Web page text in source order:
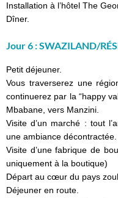
Installation à l’hôtel The
Dîner.
Jour 6 : SWAZILAND/
Petit déjeuner.
Vous traverserez une
continuerez par la “happy
Mbabane, vers Manzini.
Visite d’un marché : tout
une ambiance décontractée.
Visite d’une fabrique de
uniquement à la boutique)
Départ au cœur du pays
Déjeuner en route.